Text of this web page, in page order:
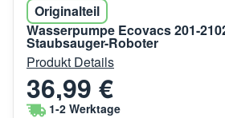
Originalteil
Wasserpumpe Ecovacs 201-
Staubsauger-Roboter
Produkt Details
36,99 €
1-2 Werktage